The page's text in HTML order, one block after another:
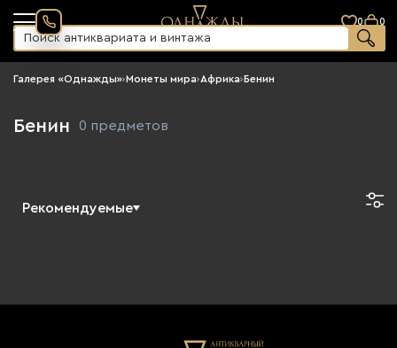
0 0
Галерея «Однажды»›Монеты мира›Африка›Бенин
Бенин 0 предметов
Рекомендуемые